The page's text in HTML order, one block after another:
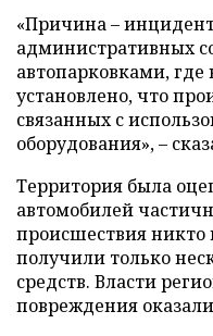
«Причина –
административных
автопарковками, где
установлено, что
связанных с
оборудования», –
Территория была
автомобилей
происшествия никто
получили только
средств. Власти
повреждения